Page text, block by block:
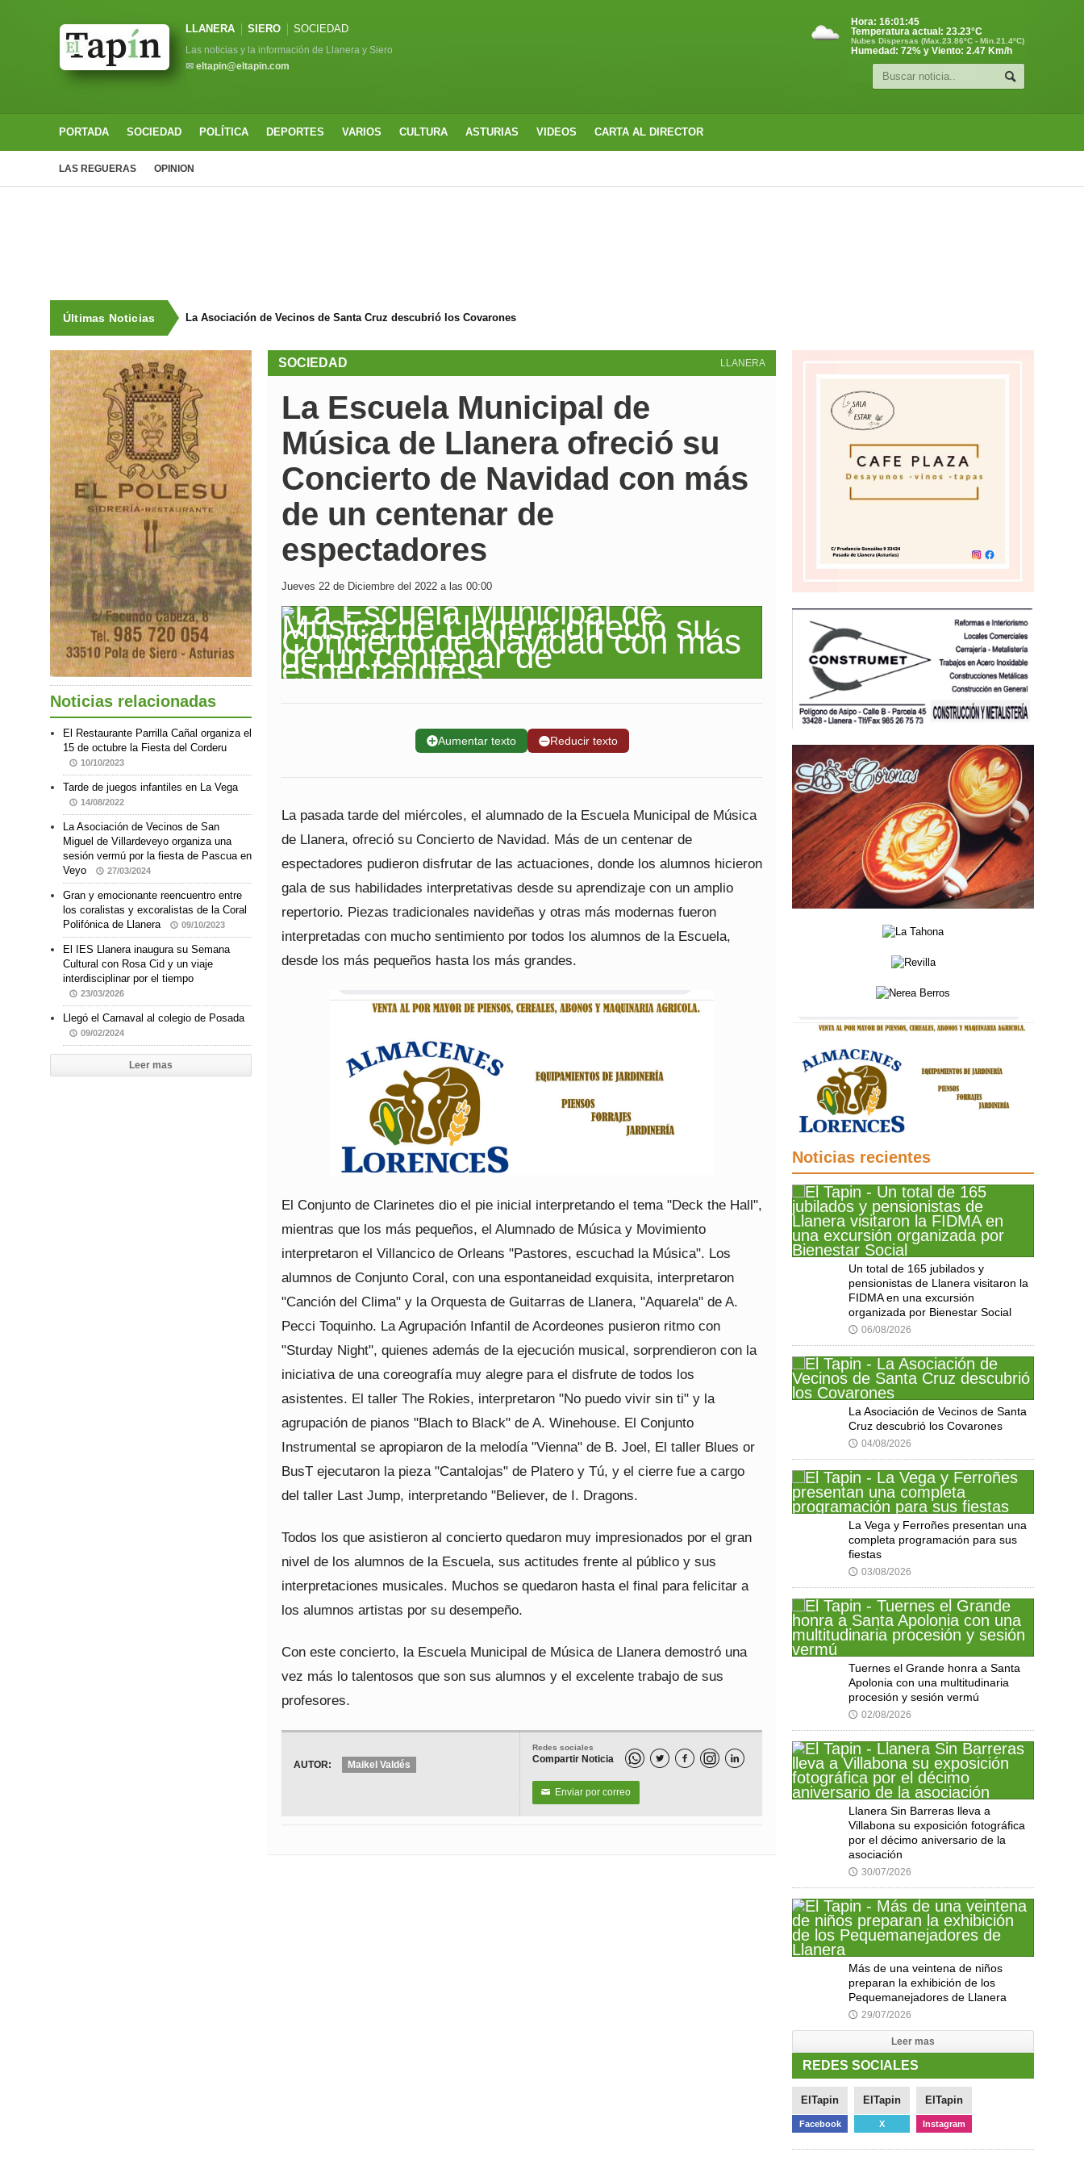
LLANERA SIERO SOCIEDAD
Las noticias y la información de Llanera y Siero
✉ eltapin@eltapin.com
Hora: 16:01:46
Temperatura actual: 23.23°C
Nubes Dispersas (Max.23.86ºC - Min.21.4ºC)
Humedad: 72% y Viento: 2.47 Km/h
PORTADA SOCIEDAD POLÍTICA DEPORTES VARIOS CULTURA ASTURIAS VIDEOS CARTA AL DIRECTOR
LAS REGUERAS OPINION
Últimas Noticias La Asociación de Vecinos de Santa Cruz descubrió los Covarones
LLANERA
SOCIEDAD
La Escuela Municipal de
Música de Llanera ofreció su
Concierto de Navidad con más
de un centenar de
espectadores
Jueves 22 de Diciembre del 2022 a las 00:00
➕Aumentar texto ➖Reducir texto
La pasada tarde del miércoles, el alumnado de la Escuela Municipal de Música
de Llanera, ofreció su Concierto de Navidad. Más de un centenar de
espectadores pudieron disfrutar de las actuaciones, donde los alumnos hicieron
gala de sus habilidades interpretativas desde su aprendizaje con un amplio
repertorio. Piezas tradicionales navideñas y otras más modernas fueron
interpretadas con mucho sentimiento por todos los alumnos de la Escuela,
desde los más pequeños hasta los más grandes.
El Conjunto de Clarinetes dio el pie inicial interpretando el tema "Deck the Hall",
mientras que los más pequeños, el Alumnado de Música y Movimiento
interpretaron el Villancico de Orleans "Pastores, escuchad la Música". Los
alumnos de Conjunto Coral, con una espontaneidad exquisita, interpretaron
"Canción del Clima" y la Orquesta de Guitarras de Llanera, "Aquarela" de A.
Pecci Toquinho. La Agrupación Infantil de Acordeones pusieron ritmo con
"Sturday Night", quienes además de la ejecución musical, sorprendieron con la
iniciativa de una coreografía muy alegre para el disfrute de todos los
asistentes. El taller The Rokies, interpretaron "No puedo vivir sin ti" y la
agrupación de pianos "Blach to Black" de A. Winehouse. El Conjunto
Instrumental se apropiaron de la melodía "Vienna" de B. Joel, El taller Blues or
BusT ejecutaron la pieza "Cantalojas" de Platero y Tú, y el cierre fue a cargo
del taller Last Jump, interpretando "Believer, de I. Dragons.
Todos los que asistieron al concierto quedaron muy impresionados por el gran
nivel de los alumnos de la Escuela, sus actitudes frente al público y sus
interpretaciones musicales. Muchos se quedaron hasta el final para felicitar a
los alumnos artistas por su desempeño.
Con este concierto, la Escuela Municipal de Música de Llanera demostró una
vez más lo talentosos que son sus alumnos y el excelente trabajo de sus
profesores.
Redes sociales
Compartir Noticia   
✉ Enviar por correo
AUTOR: Maikel Valdés
Noticias relacionadas
El Restaurante Parrilla Cañal organiza el
15 de octubre la Fiesta del Corderu
10/10/2023
Tarde de juegos infantiles en La Vega
14/08/2022
La Asociación de Vecinos de San
Miguel de Villardeveyo organiza una
sesión vermú por la fiesta de Pascua en
Veyo
27/03/2024
Gran y emocionante reencuentro entre
los coralistas y excoralistas de la Coral
Polifónica de Llanera
09/10/2023
El IES Llanera inaugura su Semana
Cultural con Rosa Cid y un viaje
interdisciplinar por el tiempo
23/03/2026
Llegó el Carnaval al colegio de Posada
09/02/2024
Leer mas
Noticias recientes
Un total de 165 jubilados y
pensionistas de Llanera visitaron la
FIDMA en una excursión
organizada por Bienestar Social
🕔 06/08/2026
La Asociación de Vecinos de Santa
Cruz descubrió los Covarones
🕔 04/08/2026
La Vega y Ferroñes presentan una
completa programación para sus
fiestas
🕔 03/08/2026
Tuernes el Grande honra a Santa
Apolonia con una multitudinaria
procesión y sesión vermú
🕔 02/08/2026
Llanera Sin Barreras lleva a
Villabona su exposición fotográfica
por el décimo aniversario de la
asociación
🕔 30/07/2026
Más de una veintena de niños
preparan la exhibición de los
Pequemanejadores de Llanera
🕔 29/07/2026
Leer mas
REDES SOCIALES
ElTapin
Facebook
ElTapin
X
ElTapin
Instagram